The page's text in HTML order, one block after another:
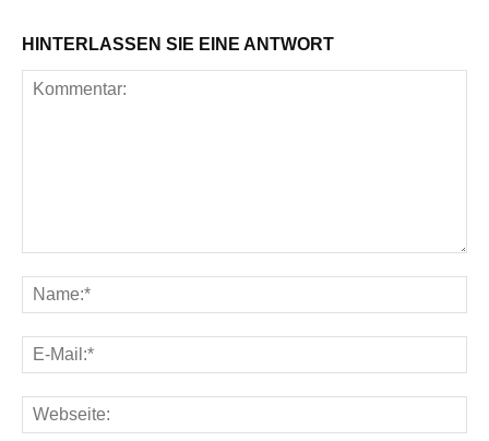
HINTERLASSEN SIE EINE ANTWORT